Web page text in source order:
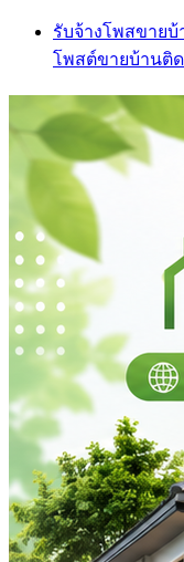
Skip
content
รับจ้างโพสขาย
โพสต์ขายบ้านติด